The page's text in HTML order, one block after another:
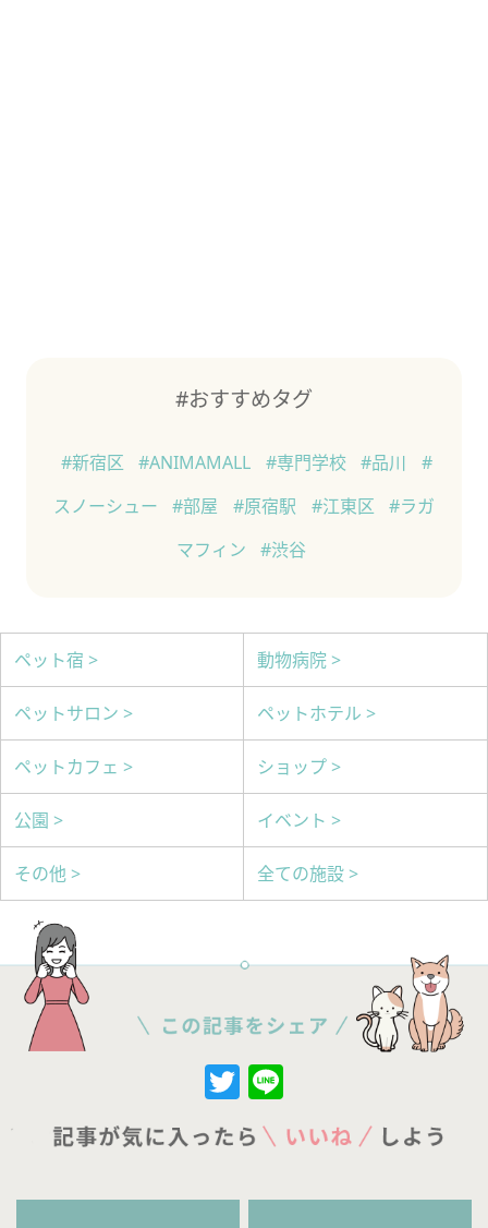
#おすすめタグ
#新宿区 #ANIMAMALL #専門学校 #品川
#
スノーシュー
#部屋 #原宿駅 #江東区
#ラガ
マフィン
#渋谷
ペット宿 > 動物病院 >
ペットサロン > ペットホテル >
ペットカフェ > ショップ >
公園 > イベント >
その他 > 全ての施設 >
Twitter